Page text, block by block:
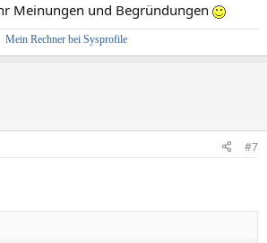
Meinungen und Begründungen
Mein Rechner bei Sysprofile
#7